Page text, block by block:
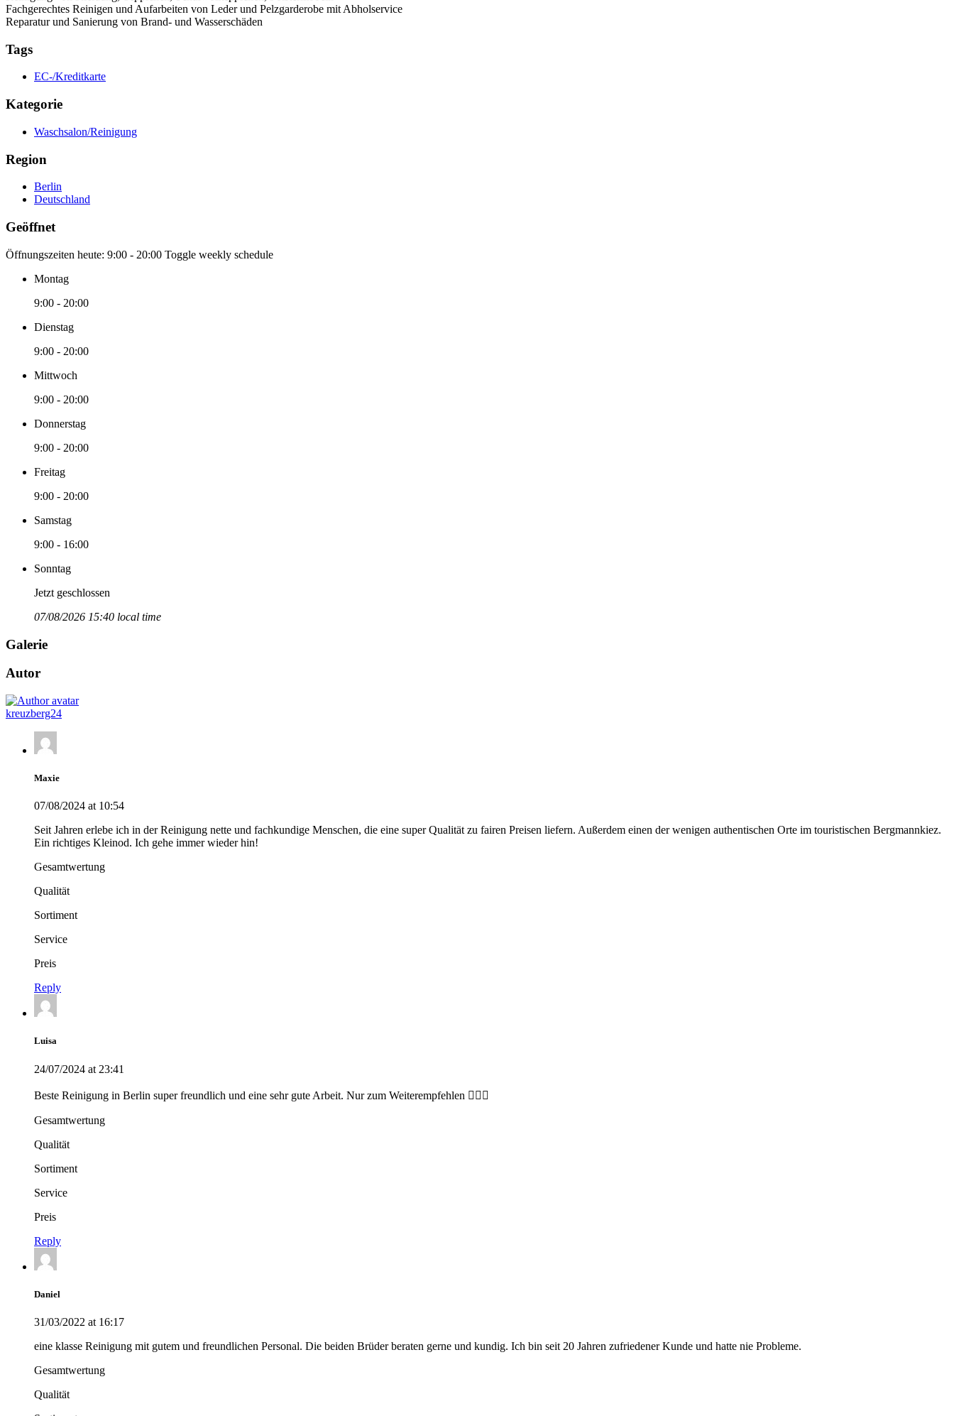
Fachgerechtes Reinigen und Aufarbeiten von Leder und Pelzgarderobe mit Abholservice
Reparatur und Sanierung von Brand- und Wasserschäden
Tags
EC-/Kreditkarte
Kategorie
Waschsalon/Reinigung
Region
Berlin
Deutschland
Geöffnet
Öffnungszeiten heute: 9:00 - 20:00 Toggle weekly schedule
Montag
9:00 - 20:00
Dienstag
9:00 - 20:00
Mittwoch
9:00 - 20:00
Donnerstag
9:00 - 20:00
Freitag
9:00 - 20:00
Samstag
9:00 - 16:00
Sonntag
Jetzt geschlossen
07/08/2026 15:40 local time
Galerie
Autor
kreuzberg24
Maxie
07/08/2024 at 10:54
Seit Jahren erlebe ich in der Reinigung nette und fachkundige Menschen, die eine super Qualität zu fairen Preisen liefern. Außerdem einen der wenigen authentischen Orte im touristischen Bergmannkiez.
Ein richtiges Kleinod. Ich gehe immer wieder hin!
Gesamtwertung
Qualität
Sortiment
Service
Preis
Reply
Luisa
24/07/2024 at 23:41
Beste Reinigung in Berlin super freundlich und eine sehr gute Arbeit. Nur zum Weiterempfehlen 👍🏻💯
Gesamtwertung
Qualität
Sortiment
Service
Preis
Reply
Daniel
31/03/2022 at 16:17
eine klasse Reinigung mit gutem und freundlichen Personal. Die beiden Brüder beraten gerne und kundig. Ich bin seit 20 Jahren zufriedener Kunde und hatte nie Probleme.
Gesamtwertung
Qualität